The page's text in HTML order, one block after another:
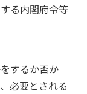
る内閣府令等
するか否か
必要とされる